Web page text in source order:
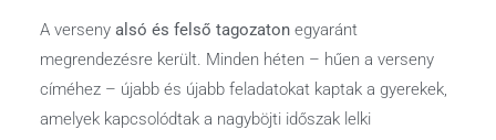
A verseny alsó és felső tagozaton egyaránt
megrendezésre került. Minden héten – hűen a verseny
címéhez – újabb és újabb feladatokat kaptak a gyerekek,
amelyek kapcsolódtak a nagyböjti időszak lelki